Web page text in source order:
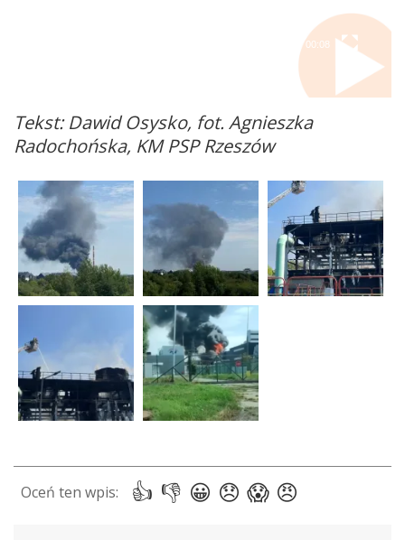
00:08
Tekst: Dawid Osysko, fot. Agnieszka
Radochońska, KM PSP Rzeszów